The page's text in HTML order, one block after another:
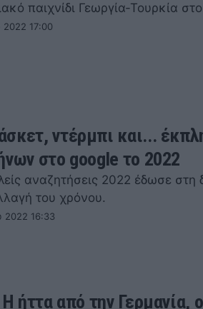
παιχνίδι Γεωργία-Τουρκία
2022 17:00
ντέρμπι και...
στο google το 2022
αναζητήσεις 2022 έδωσε στη
του χρόνου.
2022 16:33
ήττα από την Γερμανία,